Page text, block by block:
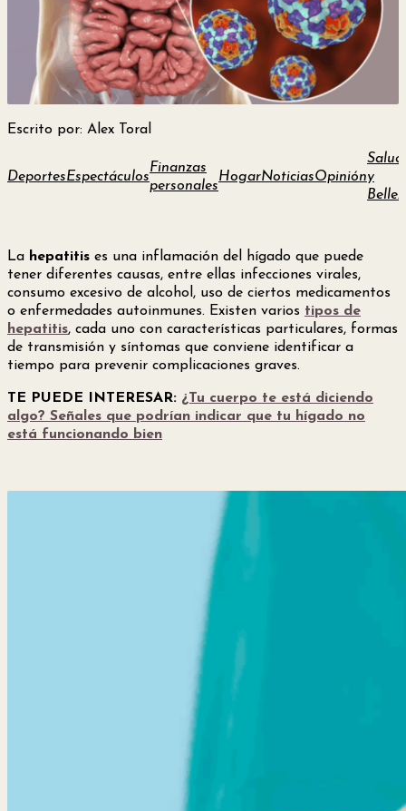
Escrito por: Alex Toral
DeportesEspectáculos
Finanzas
personales
HogarNoticiasOpinión
Salud
y
La hepatitis es una inflamación del hígado que puede
tener diferentes causas, entre ellas infecciones virales,
consumo excesivo de alcohol, uso de ciertos medicamentos
o enfermedades autoinmunes. Existen varios tipos de
hepatitis, cada uno con características particulares, formas
de transmisión y síntomas que conviene identificar a
tiempo para prevenir complicaciones graves.
TE PUEDE INTERESAR: ¿Tu cuerpo te está diciendo
algo? Señales que podrían indicar que tu hígado no
está funcionando bien